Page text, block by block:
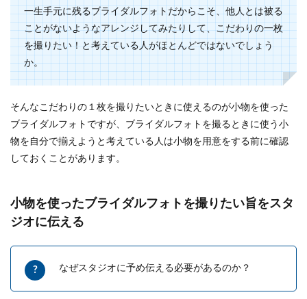
って欲しい結婚の考え方
彼からのプロポーズが指輪なしでショックを受け
てしまったあなた。 このショックの気持ちのまま
ば、ロング...
彼氏との結婚を本格的に考えると不安
一生手元に残るブライダルフォトだからこそ、他人とは被る
ことがないようなアレンジしてみたりして、こだわりの一枚
を撮りたい！と考えている人がほとんどではないでしょう
か。
そんなこだわりの１枚を撮りたいときに使えるのが小物を使った
ブライダルフォトですが、ブライダルフォトを撮るときに使う小
物を自分で揃えようと考えている人は小物を用意をする前に確認
しておくことがあります。
小物を使ったブライダルフォトを撮りたい旨をスタ
ジオに伝える
なぜスタジオに予め伝える必要があるのか？